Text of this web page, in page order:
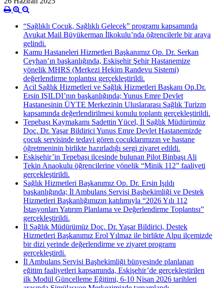
“Sağlıklı Çocuk, Sağlıklı Gelecek” programı kapsamında
Avukat Mail Büyükerman İlkokulu’nda öğrencilerle bir araya
gelindi.
Kamu Hastaneleri Hizmetleri Başkanımız Op. Dr. Serkan
Ceyhan’ın başkanlığında, Eskişehir Şehir Hastanemize
yönelik MHRS (Merkezi Hekim Randevu Sistemi)
değerlendirme toplantısı gerçekleştirildi.
Acil Sağlık Hizmetleri ve Sağlık Hizmetleri Başkanı Op.Dr.
Ersin IŞILDI’nın başkanlığında; Yunus Emre Devlet
Hastanesinin ÜYTE Merkezinin Uluslararası Sağlık Turizm
kapsamında değerlendirilmesi konulu toplantı gerçekleştirildi.
Tepebaşı Kaymakamı Sadettin Yücel, İl Sağlık Müdürümüz
Doç. Dr. Yaşar Bildirici Yunus Emre Devlet Hastanemizde
çocuk servisinde tedavi gören çocuklarımızın ve hastane
öğretmeninin birlikte hazırladığı sergi ziyaret edildi.
Eskişehir’in Tepebaşı ilçesinde bulunan Pilot Binbaşı Ali
Tekin Anaokulu öğrencilerine yönelik “Minik 112” faaliyeti
gerçekleştirildi.
Sağlık Hizmetleri Başkanımız Op. Dr. Ersin Işıldı
başkanlığında; İl Ambulans Servisi Başhekimliği ve Destek
Hizmetleri Başkanlığımızın katılımıyla “2026 Yılı 112
İstasyonları Yatırım Planlama ve Değerlendirme Toplantısı”
gerçekleştirildi.
İl Sağlık Müdürümüz Doç. Dr. Yaşar Bildirici, Destek
Hizmetleri Başkanımız Erol Yılmaz ile birlikte Alpu ilçemizde
bir dizi yerinde değerlendirme ve ziyaret programı
gerçekleştirdi.
İl Ambulans Servisi Başhekimliği bünyesinde planlanan
eğitim faaliyetleri kapsamında, Eskişehir’de gerçekleştirilen
ilk Modül Güncelleme Eğitimi, 6-10 Nisan 2026 tarihleri